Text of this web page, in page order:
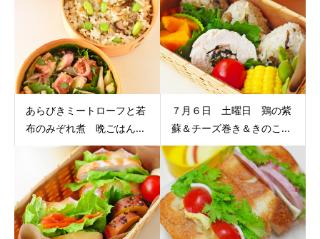
あらびきミートローフと若
布のみぞれ煮 晩ごはん...
７月６日 土曜日 鶏の紫
蘇＆チーズ巻き＆きのこ...